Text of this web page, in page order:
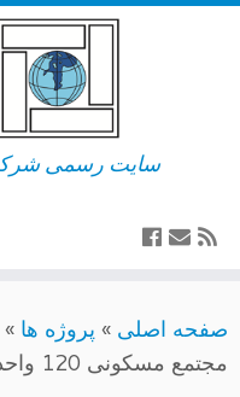
سایت رسمی
» پروژه ها »
مجتمع مسکونی 120 واحدی ظفر